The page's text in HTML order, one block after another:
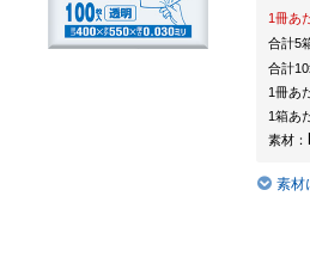
1冊あ
合計5
合計
1冊あ
1箱あ
素材：
素材